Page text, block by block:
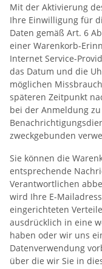
Mit der Aktivierung
Ihre Einwilligung für
Daten gemäß Art. 6
einer Warenkorb-
Internet Service-
das Datum und die
möglichen
späteren Zeitpunkt
bei der Anmeldung
zweckgebunden
Sie können die
entsprechende
Verantwortlichen
wird Ihre E-
eingerichteten
ausdrücklich in eine
haben oder wir uns
Datenverwendung
über die wir Sie in